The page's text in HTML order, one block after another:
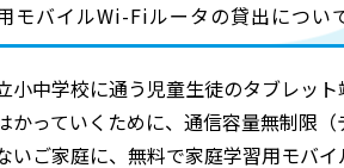
モバイルWi-Fiルータの貸出につい
小中学校に通う児童生徒のタブレッ
かっていくために、通信容量無制限
いご家庭に、無料で家庭学習用モバイ